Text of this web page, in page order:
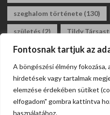
Fontosnak tartjuk az
A böngészési élmény fokozása,
hirdetések vagy tartalmak
elemzése érdekében sütiket
elfogadom" gombra kattintva
használatához.
szeghalom története (130)
születés (2) Tildy
tildy zoltán általános iskola
társastánc(2)